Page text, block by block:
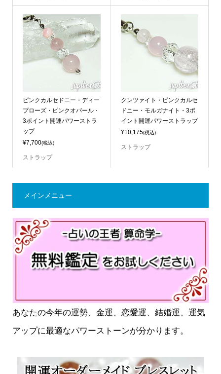
ピンクカルセドニー・ディー
プローズ・ピンクオパール・
3ポイント開運パワーストラ
ップ
¥7,700(税込)
ストラップ
クンツァイト・ピンクカルセ
ドニー・モルガナイト・3ポ
イント開運パワーストラップ
¥10,175(税込)
ストラップ
メインメニュー
あなたの今年の運勢、金運、恋愛運、結婚運、運気
アップに最適なパワーストーンが分かります。